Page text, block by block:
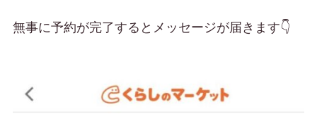
無事に予約が完了するとメッセージが届きます👇